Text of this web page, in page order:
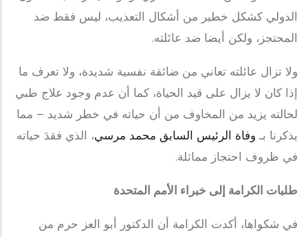
الدولي كشكل خطير من أشكال التعذيب، ليس فقط ضد
المحتجز، ولكن أيضا ضد عائلته.
ولا تزال عائلته تعاني من ضائقة نفسية شديدة، ولا تعرف ما
إذا كان لا يزال على قيد الحياة، كما أن عدم وجود علاج طبي
لحالته يزيد من المخاوف من أن حياته في خطر شديد – مما
يذكرنا بـ وفاة الرئيس السابق محمد مرسي، الذي فقدَ حياته
في ظروف احتجاز مماثلة.
طلبات الكرامة إلى خبراء الأمم المتحدة
في شكواها، أكدت الكرامة أن الدكتور أبو العز حرم من